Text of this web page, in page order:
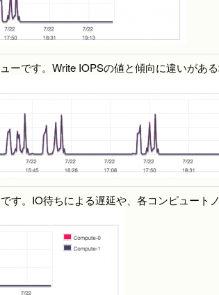
ーです。Write IOPSの値と傾向に違いがあ
す。IO待ちによる遅延や、各コンピュート